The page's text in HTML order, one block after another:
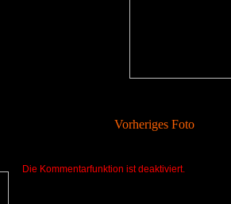
Vorheriges Foto
Die Kommentarfunktion ist deaktiviert.